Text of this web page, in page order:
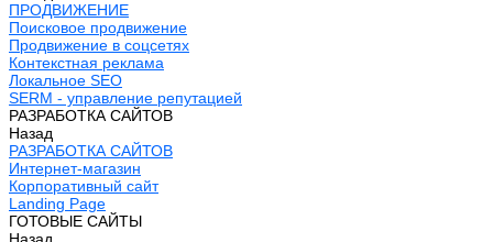
ПРОДВИЖЕНИЕ
Поисковое продвижение
Продвижение в соцсетях
Контекстная реклама
Локальное SEO
SERM - управление репутацией
РАЗРАБОТКА САЙТОВ
Назад
РАЗРАБОТКА САЙТОВ
Интернет-магазин
Корпоративный сайт
Landing Page
ГОТОВЫЕ САЙТЫ